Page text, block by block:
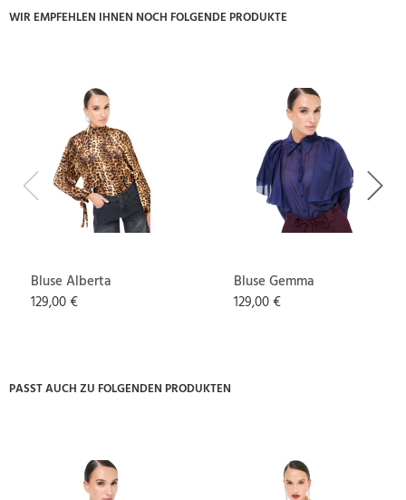
WIR EMPFEHLEN IHNEN NOCH FOLGENDE PRODUKTE
Previous
Bluse Alberta
129,00 €
Bluse Gemma
129,00 €
Next
PASST AUCH ZU FOLGENDEN PRODUKTEN